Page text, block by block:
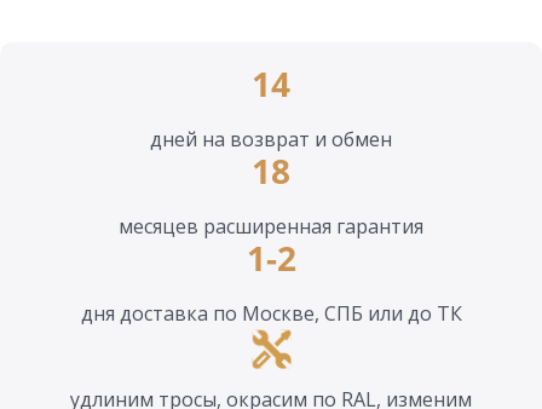
14
дней на возврат и обмен
18
месяцев расширенная гарантия
1-2
дня доставка по Москве, СПБ или до ТК
удлиним тросы, окрасим по RAL, изменим